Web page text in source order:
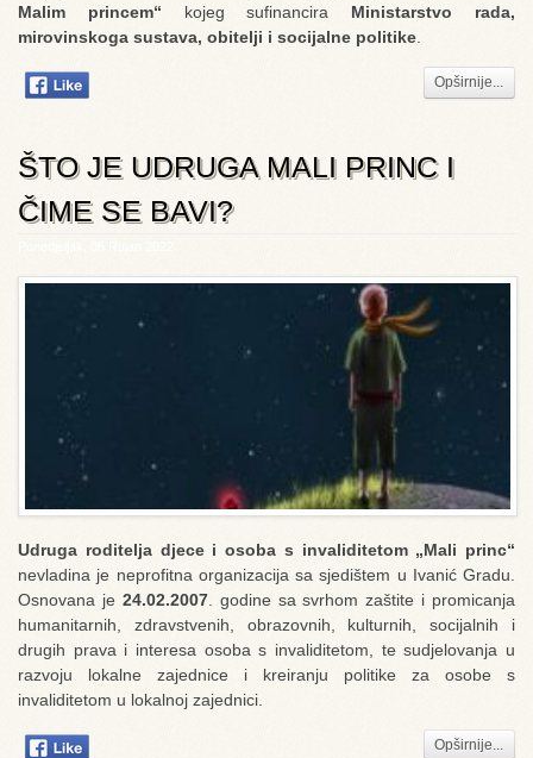
Malim princem“ kojeg sufinancira Ministarstvo rada,
mirovinskoga sustava, obitelji i socijalne politike
Opširnije...
ŠTO JE UDRUGA MALI PRINC I
ČIME SE BAVI?
Udruga roditelja djece i osoba s invaliditetom „Mali princ“
nevladina je neprofitna organizacija sa sjedištem u Ivanić Gradu.
Osnovana je 24.02.2007. godine sa svrhom zaštite i promicanja
humanitarnih, zdravstvenih, obrazovnih, kulturnih, socijalnih i
drugih prava i interesa osoba s invaliditetom, te sudjelovanja u
razvoju lokalne zajednice i kreiranju politike za osobe s
invaliditetom u lokalnoj zajednici.
Opširnije...